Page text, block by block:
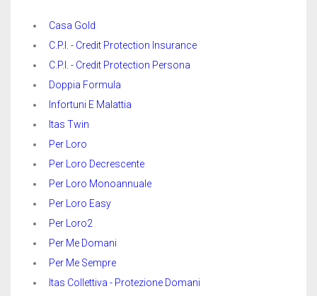
Casa Gold
C.P.I. - Credit Protection Insurance
C.P.I. - Credit Protection Persona
Doppia Formula
Infortuni E Malattia
Itas Twin
Per Loro
Per Loro Decrescente
Per Loro Monoannuale
Per Loro Easy
Per Loro2
Per Me Domani
Per Me Sempre
Itas Collettiva - Protezione Domani